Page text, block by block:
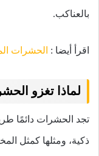
بالعناكب.
اقرأ أيضا : الحشرات
لماذا تغزو
تجد الحشرات دائمًا
ذكية، ومثلها كمثل